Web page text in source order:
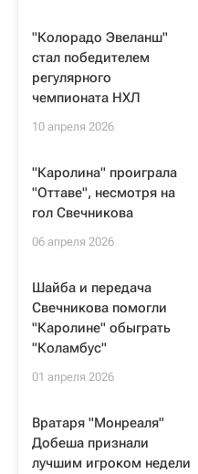
"Колорадо Эвеланш"
стал победителем
регулярного
чемпионата НХЛ
10 апреля 2026
"Каролина" проиграла
"Оттаве", несмотря на
гол Свечникова
06 апреля 2026
Шайба и передача
Свечникова помогли
"Каролине" обыграть
"Коламбус"
01 апреля 2026
Вратаря "Монреаля"
Добеша признали
лучшим игроком недели